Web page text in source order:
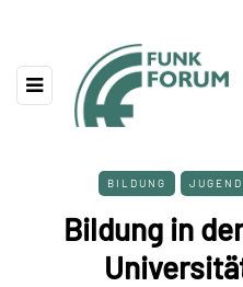
BILDUNG JUGEND
Bildung in